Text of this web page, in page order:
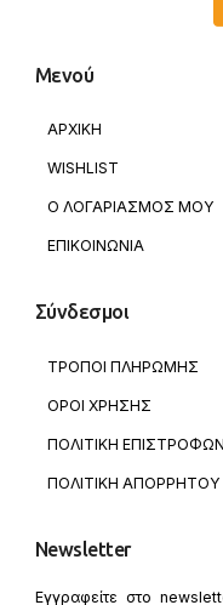
Μενού
ΑΡΧΙΚΗ
WISHLIST
Ο ΛΟΓΑΡΙΑΣΜΟΣ ΜΟΥ
ΕΠΙΚΟΙΝΩΝΙΑ
Σύνδεσμοι
ΤΡΟΠΟΙ ΠΛΗΡΩΜΗΣ
ΟΡΟΙ ΧΡΗΣΗΣ
ΠΟΛΙΤΙΚΗ ΕΠΙΣΤΡΟΦΩΝ
ΠΟΛΙΤΙΚΗ ΑΠΟΡΡΗΤΟΥ
Newsletter
Εγγραφείτε στο